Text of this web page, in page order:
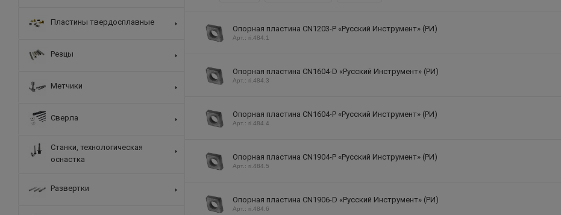
Опорная пластина CN1203-P «Русский Инструмент» (РИ)
Арт.: ri.484.1
Опорная пластина CN1604-D «Русский Инструмент» (РИ)
Арт.: ri.484.3
Опорная пластина CN1604-P «Русский Инструмент» (РИ)
Арт.: ri.484.4
Опорная пластина CN1904-P «Русский Инструмент» (РИ)
Арт.: ri.484.5
Опорная пластина CN1906-D «Русский Инструмент» (РИ)
Арт.: ri.484.6
Пластины твердосплавные
Резцы
Метчики
Сверла
Станки, технологическая
оснастка
Развертки